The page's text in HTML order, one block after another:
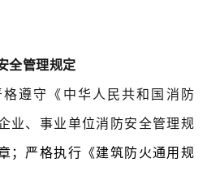
全管理规定
守《中华人民共和国 消防
业、事业单位消防安全管理规
；严格执行《建筑防火通用规